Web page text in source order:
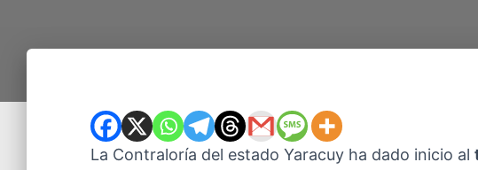
La Contraloría del estado Yaracuy ha dado inicio al